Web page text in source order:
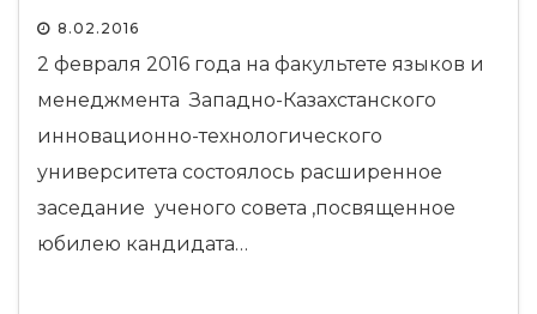
совета, посвященное юбилею
кандидата филологических наук,
профессора Доукариевой У.К.
8.02.2016
2 февраля 2016 года на факультете языков и
менеджмента Западно-Казахстанского
инновационно-технологического
университета состоялось расширенное
заседание ученого совета ,посвященное
юбилею кандидата…